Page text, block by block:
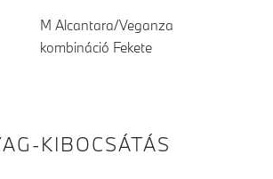
M Alcantara/Veganza
kombináció Fekete
KIBOCSÁTÁS